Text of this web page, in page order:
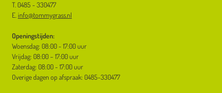
T. 0485 - 330477
E. info@tommygrass.nl
Openingstijden:
Woensdag: 08:00 - 17:00 uur
Vrijdag: 08:00 – 17:00 uur
Zaterdag: 08:00 - 17:00 uur
Overige dagen op afspraak: 0485-330477